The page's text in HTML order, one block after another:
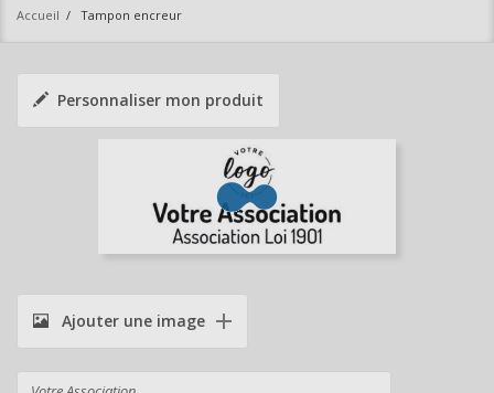
Accueil / Tampon encreur
Personnaliser mon produit
Ajouter une image